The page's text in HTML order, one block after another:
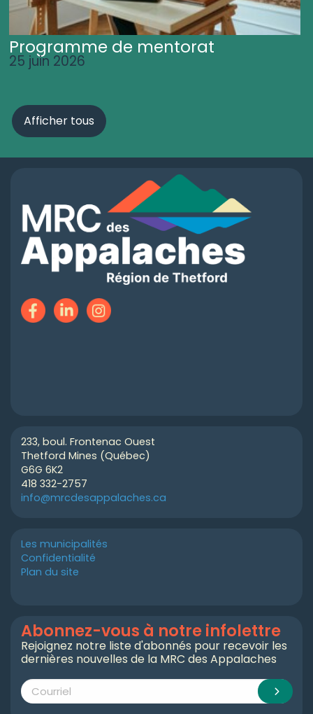
Programme de mentorat
25 juin 2026
Afficher tous
233, boul. Frontenac Ouest
Thetford Mines (Québec)
G6G 6K2
418 332-2757
info@mrcdesappalaches.ca
Les municipalités
Confidentialité
Plan du site
Abonnez-vous à notre infolettre
Rejoignez notre liste d'abonnés pour recevoir les
dernières nouvelles de la MRC des Appalaches